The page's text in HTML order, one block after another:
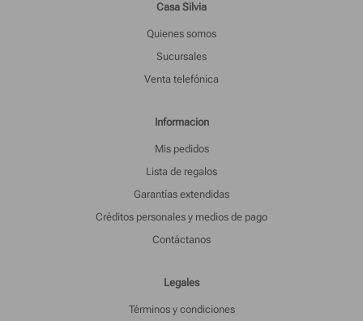
Casa Silvia
Quienes somos
Sucursales
Venta telefónica
Informacion
Mis pedidos
Lista de regalos
Garantías extendidas
Créditos personales y medios de pago
Contáctanos
Legales
Términos y condiciones